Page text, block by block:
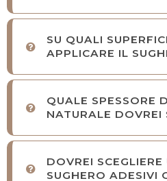
SU QUALI
APPLICARE IL
QUALE SPESSORE
NATURALE DOVREI
DOVREI
SUGHERO ADESIVI